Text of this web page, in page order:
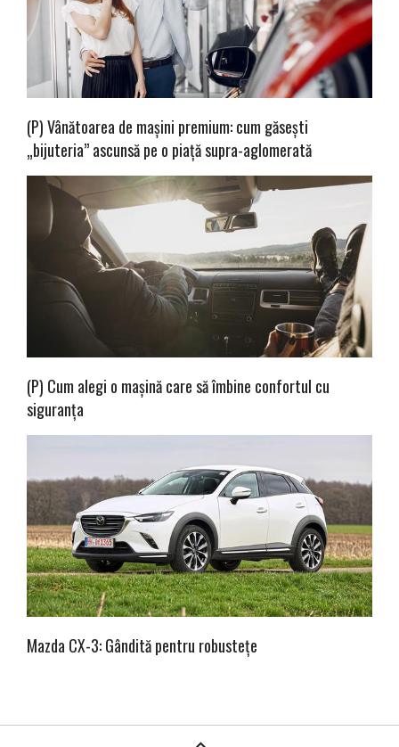
(P) Vânătoarea de mașini premium: cum găsești
„bijuteria” ascunsă pe o piață supra-aglomerată
(P) Cum alegi o mașină care să îmbine confortul cu
siguranța
Mazda CX-3: Gândită pentru robustețe